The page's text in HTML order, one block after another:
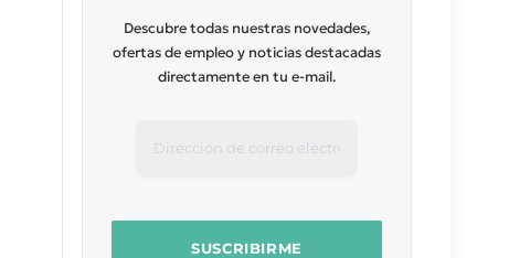
Descubre todas nuestras novedades,
ofertas de empleo y noticias destacadas
directamente en tu e-mail.